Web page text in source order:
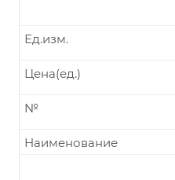
Ед.изм.
Цена(ед.)
№
Наименование